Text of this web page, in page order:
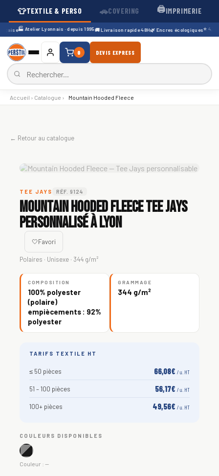
👕TEXTILE & PERSO 🚗COVERING 🖨️IMPRIMERIE
🏭 Atelier Lyonnais · depuis 1995🚚 Livraison rapide 48H🌿 Encres écologiques⭐ 4,7/5
0 DEVIS EXPRESS
Accueil › Catalogue › Mountain Hooded Fleece
← Retour au catalogue
TEE JAYS RÉF. 9124
Mountain Hooded Fleece Tee Jays
personnalisé à Lyon
🤍Favori
Polaires · Unisexe · 344 g/m²
COMPOSITION
100% polyester
(polaire)
empiècements : 92%
polyester
GRAMMAGE
344 g/m²
TARIFS TEXTILE HT
≤ 50 pièces 66,08€ / u. HT
51 – 100 pièces 56,17€ / u. HT
100+ pièces 49,56€ / u. HT
COULEURS DISPONIBLES
Couleur : —